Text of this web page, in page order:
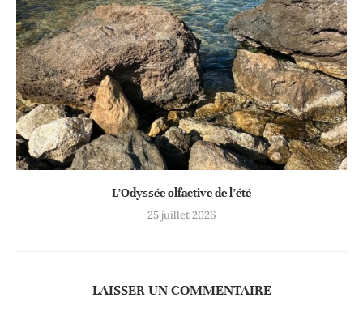
L’Odyssée olfactive de l’été
25 juillet 2026
LAISSER UN COMMENTAIRE